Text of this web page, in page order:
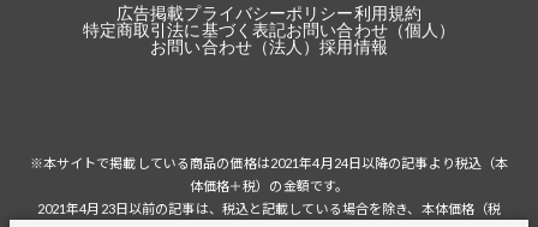
広告掲載プライバシーポリシー利用規約
特定商取引法に基づく表記お問い合わせ（個人）
お問い合わせ（法人）採用情報
※本サイトで掲載している商品の価格は2021年4月24日以降の記事より税込（本
体価格＋税）の金額です。
2021年4月23日以前の記事は、税込と記載している場合を除き、本体価格（税